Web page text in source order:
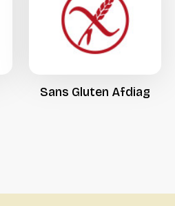
Sans Gluten Afdiag